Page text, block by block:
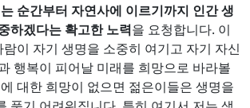
순간부터 자연사에 이르기까지 인간 생
하겠다는 확고한 노력을 요청합니다. 이
이 자기 생명을 소중히 여기고 자기 자신
행복이 피어날 미래를 희망으로 바라볼
대한 희망이 없으면 젊은이들은 생명을